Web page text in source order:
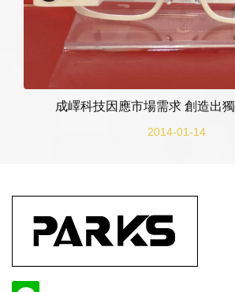
成嶧科技因應市場需求 創造出
2014-01-14